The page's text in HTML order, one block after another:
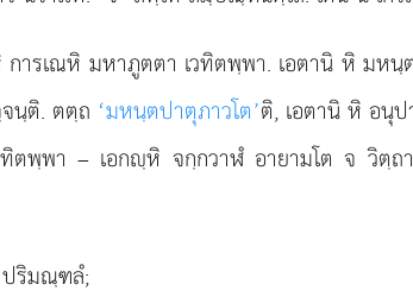
ารเณหิ มหาภูตตา เวทิตพฺพา. เอตานิ หิ มห
นฺติ. ตตฺถ ‘มหนฺตปาตุภาวโต’ติ, เอตานิ หิ อนุ
ทิตพฺพา – เอกฺหิ จกฺกวาฬํ อายามโต จ วิ
ริมณฺฑลํ;